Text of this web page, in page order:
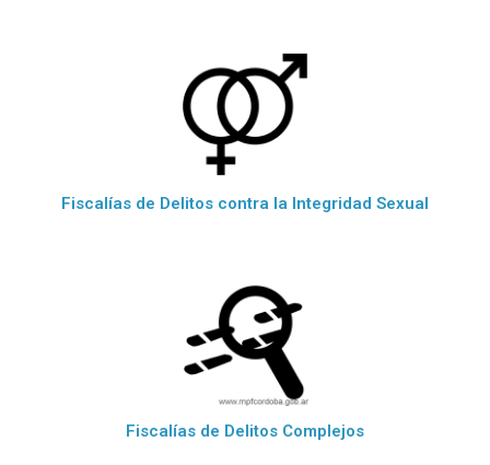
Fiscalías de Delitos contra la Integridad Sexual
Fiscalías de Delitos Complejos